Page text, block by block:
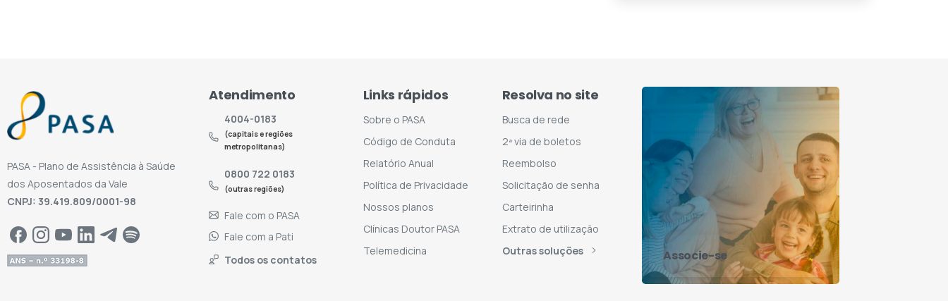
PASA - Plano de Assistência à Saúde
dos Aposentados da Vale
CNPJ: 39.419.809/0001-98
Atendimento
4004-0183
(capitais e regiões
metropolitanas)
0800 722 0183
(outras regiões)
Fale com o PASA
Fale com a Pati
Todos os contatos
Links rápidos
Sobre o PASA
Código de Conduta
Relatório Anual
Política de Privacidade
Nossos planos
Clínicas Doutor PASA
Telemedicina
Resolva no site
Busca de rede
2ª via de boletos
Reembolso
Solicitação de senha
Carteirinha
Extrato de utilização
Outras soluções
Associe-se